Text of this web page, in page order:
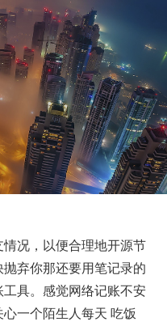
况，以便合理地开源节
弃你那还要用笔记录的
具。感觉网络记账不安
一个陌生人每天 吃饭